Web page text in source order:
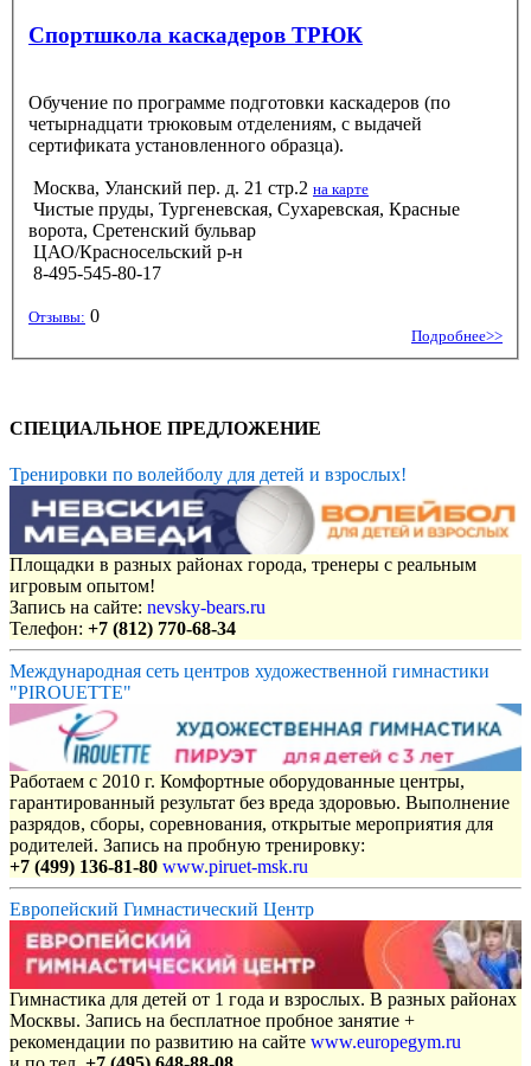
Спортшкола каскадеров ТРЮК
Обучение по программе подготовки каскадеров (по
четырнадцати трюковым отделениям, с выдачей
сертификата установленного образца).
Москва, Уланский пер. д. 21 стр.2 на карте
Чистые пруды, Тургеневская, Сухаревская, Красные
ворота, Сретенский бульвар
ЦАО/Красносельский р-н
8-495-545-80-17
Отзывы: 0
Подробнее>>
СПЕЦИАЛЬНОЕ ПРЕДЛОЖЕНИЕ
Тренировки по волейболу для детей и взрослых!
Площадки в разных районах города, тренеры с реальным
игровым опытом!
Запись на сайте: nevsky-bears.ru
Телефон: +7 (812) 770-68-34
Международная сеть центров художественной гимнастики
"PIROUETTE"
Работаем с 2010 г. Комфортные оборудованные центры,
гарантированный результат без вреда здоровью. Выполнение
разрядов, сборы, соревнования, открытые мероприятия для
родителей. Запись на пробную тренировку:
+7 (499) 136-81-80 www.piruet-msk.ru
Европейский Гимнастический Центр
Гимнастика для детей от 1 года и взрослых. В разных районах
Москвы. Запись на бесплатное пробное занятие +
рекомендации по развитию на сайте www.europegym.ru